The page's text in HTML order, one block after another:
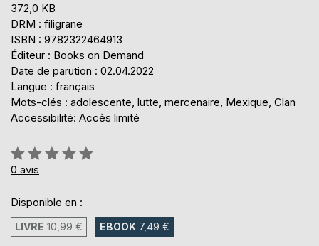
372,0 KB
DRM : filigrane
ISBN : 9782322464913
Éditeur : Books on Demand
Date de parution : 02.04.2022
Langue : français
Mots-clés : adolescente, lutte, mercenaire, Mexique, Clan
Accessibilité: Accès limité
Évaluation:
0%
0 avis
Disponible en :
LIVRE 10,99 € EBOOK 7,49 €